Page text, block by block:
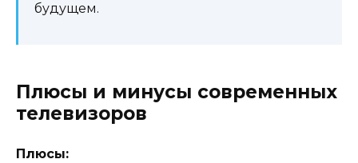
будущем.
Плюсы и минусы современных
телевизоров
Плюсы: